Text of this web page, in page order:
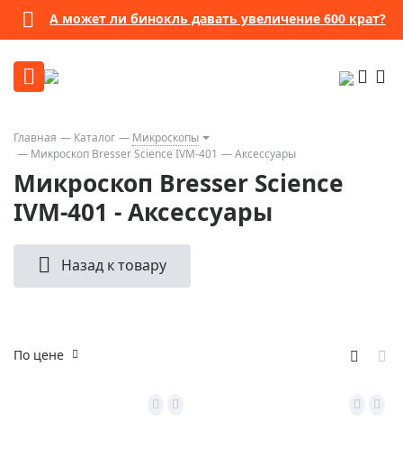
А может ли бинокль давать увеличение 600 крат?
Главная Каталог
Микроскопы
Микроскоп Bresser Science IVM-401
Аксессуары
Микроскоп Bresser Science
IVM-401 - Аксессуары
Назад к товару
По цене